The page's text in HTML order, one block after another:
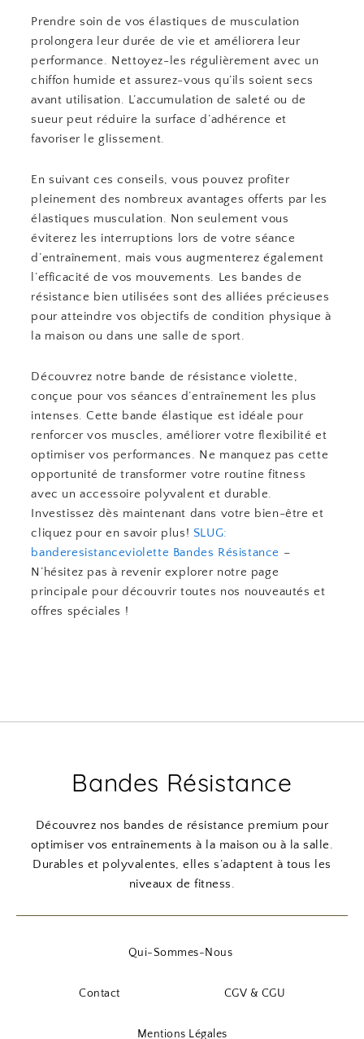
Prendre soin de vos élastiques de musculation
prolongera leur durée de vie et améliorera leur
performance. Nettoyez-les régulièrement avec un
chiffon humide et assurez-vous qu’ils soient secs
avant utilisation. L’accumulation de saleté ou de
sueur peut réduire la surface d’adhérence et
favoriser le glissement.
En suivant ces conseils, vous pouvez profiter
pleinement des nombreux avantages offerts par les
élastiques musculation. Non seulement vous
éviterez les interruptions lors de votre séance
d’entraînement, mais vous augmenterez également
l’efficacité de vos mouvements. Les bandes de
résistance bien utilisées sont des alliées précieuses
pour atteindre vos objectifs de condition physique à
la maison ou dans une salle de sport.
Découvrez notre bande de résistance violette,
conçue pour vos séances d’entraînement les plus
intenses. Cette bande élastique est idéale pour
renforcer vos muscles, améliorer votre flexibilité et
optimiser vos performances. Ne manquez pas cette
opportunité de transformer votre routine fitness
avec un accessoire polyvalent et durable.
Investissez dès maintenant dans votre bien-être et
cliquez pour en savoir plus! SLUG:
banderesistanceviolette Bandes Résistance –
N’hésitez pas à revenir explorer notre page
principale pour découvrir toutes nos nouveautés et
offres spéciales !
Bandes Résistance
Découvrez nos bandes de résistance premium pour
optimiser vos entraînements à la maison ou à la salle.
Durables et polyvalentes, elles s’adaptent à tous les
niveaux de fitness.
Qui-Sommes-Nous
Contact CGV & CGU
Mentions Légales